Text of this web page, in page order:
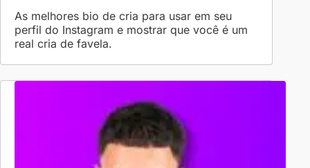
As melhores bio de cria para usar em seu
perfil do Instagram e mostrar que você é um
real cria de favela.